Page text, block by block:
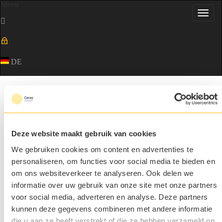
Deze website maakt gebruik van cookies
We gebruiken cookies om content en advertenties te
personaliseren, om functies voor social media te bieden en
om ons websiteverkeer te analyseren. Ook delen we
informatie over uw gebruik van onze site met onze partners
voor social media, adverteren en analyse. Deze partners
kunnen deze gegevens combineren met andere informatie
DE
Übersicht
Mittendrin statt nur im Austausch.
Unsere KolleginnenMenda Schmiedeskampund
Clingenwaren am Montag auf der essenz – der Flagship-Messe
von Transgourmet in Hannover unterwegs.
Warum uns das wichtig ist?
Weil wir uns als Personalberatung im Agrifood-Bereich nicht nur
theoretisch mit Märkten, Trends und Zielgruppen beschäftigen
wollen. Wir möchten verstehen, was die Branche wirklich bewegt
– im direkten Gespräch, am Messestand, im persönlichen
Austausch.
Denn unser Job ist nicht, Lebensläufe mit Stellenbeschreibungen